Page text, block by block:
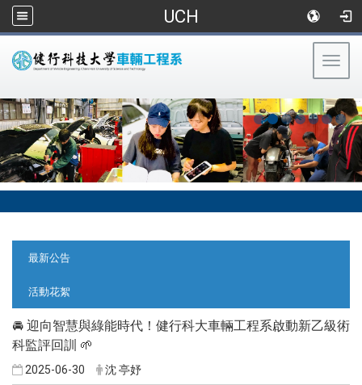
UCH
最新公告
活動花絮
🚘 迎向智慧與綠能時代！健行科大車輛工程系啟動新乙級術
科監評回訓 🌱
2025-06-30 沈 亭妤